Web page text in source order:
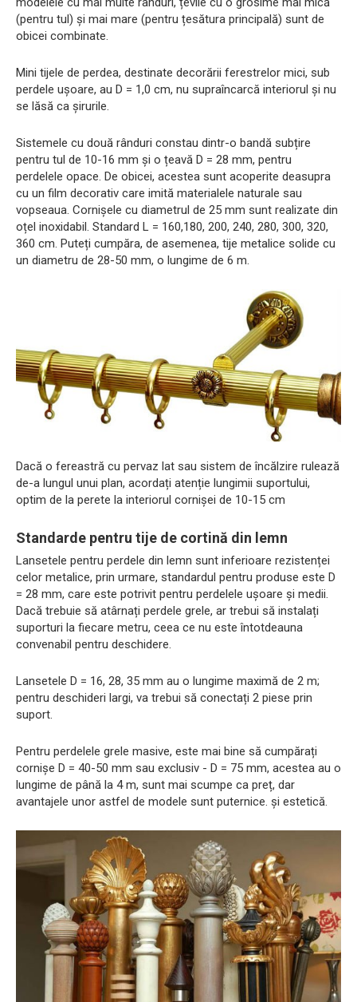
(pentru tul) și mai mare (pentru țesătura principală) sunt de
obicei combinate.
Mini tijele de perdea, destinate decorării ferestrelor mici, sub
perdele ușoare, au D = 1,0 cm, nu supraîncarcă interiorul și nu
se lăsă ca șirurile.
Sistemele cu două rânduri constau dintr-o bandă subțire
pentru tul de 10-16 mm și o țeavă D = 28 mm, pentru
perdelele opace. De obicei, acestea sunt acoperite deasupra
cu un film decorativ care imită materialele naturale sau
vopseaua. Cornișele cu diametrul de 25 mm sunt realizate din
oțel inoxidabil. Standard L = 160,180, 200, 240, 280, 300, 320,
360 cm. Puteți cumpăra, de asemenea, tije metalice solide cu
un diametru de 28-50 mm, o lungime de 6 m.
Dacă o fereastră cu pervaz lat sau sistem de încălzire rulează
de-a lungul unui plan, acordați atenție lungimii suportului,
optim de la perete la interiorul cornișei de 10-15 cm
Standarde pentru tije de cortină din lemn
Lansetele pentru perdele din lemn sunt inferioare rezistenței
celor metalice, prin urmare, standardul pentru produse este D
= 28 mm, care este potrivit pentru perdelele ușoare și medii.
Dacă trebuie să atârnați perdele grele, ar trebui să instalați
suporturi la fiecare metru, ceea ce nu este întotdeauna
convenabil pentru deschidere.
Lansetele D = 16, 28, 35 mm au o lungime maximă de 2 m;
pentru deschideri largi, va trebui să conectați 2 piese prin
suport.
Pentru perdelele grele masive, este mai bine să cumpărați
cornișe D = 40-50 mm sau exclusiv - D = 75 mm, acestea au o
lungime de până la 4 m, sunt mai scumpe ca preț, dar
avantajele unor astfel de modele sunt puternice. și estetică.